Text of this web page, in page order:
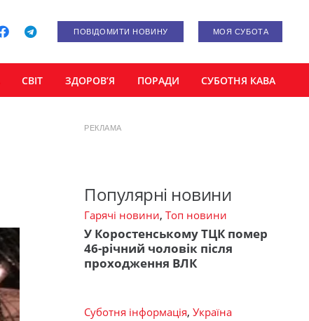
ПОВІДОМИТИ НОВИНУ МОЯ СУБОТА
СВІТ ЗДОРОВ’Я ПОРАДИ СУБОТНЯ КАВА
РЕКЛАМА
Популярні новини
Гарячі новини, Топ новини
У Коростенському ТЦК помер
46-річний чоловік після
проходження ВЛК
Суботня інформація, Україна